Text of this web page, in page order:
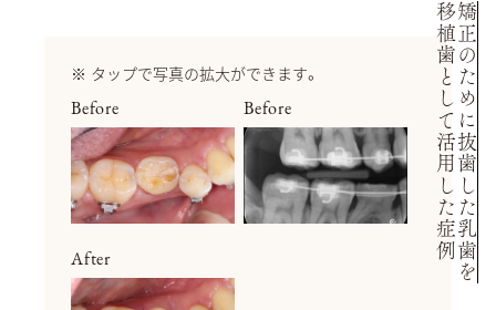
矯正のために抜歯した乳歯を
移植歯として活用した症例
タップで写真の拡大ができます。
Before Before
After